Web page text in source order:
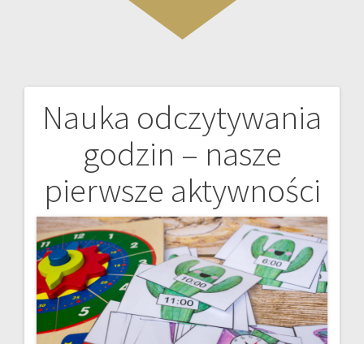
Nauka odczytywania
godzin – nasze
pierwsze aktywności
Nawigacja
wpisu